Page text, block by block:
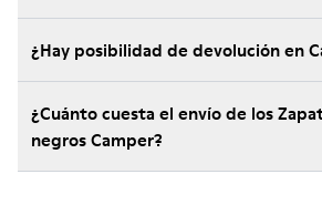
¿Hay posibilidad de devolución en
¿Cuánto cuesta el envío de los
negros Camper?